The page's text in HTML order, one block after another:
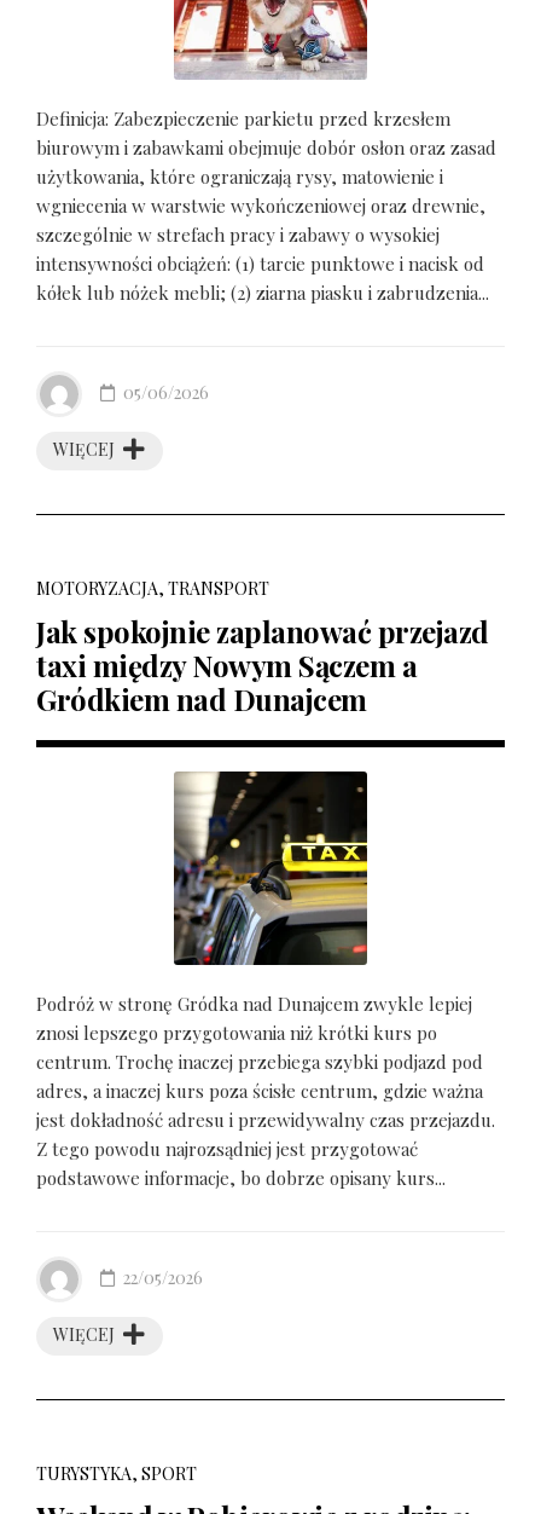
Definicja: Zabezpieczenie parkietu przed krzesłem
biurowym i zabawkami obejmuje dobór osłon oraz zasad
użytkowania, które ograniczają rysy, matowienie i
wgniecenia w warstwie wykończeniowej oraz drewnie,
szczególnie w strefach pracy i zabawy o wysokiej
intensywności obciążeń: (1) tarcie punktowe i nacisk od
kółek lub nóżek mebli; (2) ziarna piasku i zabrudzenia...
WIĘCEJ
05/06/2026
MOTORYZACJA, TRANSPORT
Jak spokojnie zaplanować przejazd
taxi między Nowym Sączem a
Gródkiem nad Dunajcem
Podróż w stronę Gródka nad Dunajcem zwykle lepiej
znosi lepszego przygotowania niż krótki kurs po
centrum. Trochę inaczej przebiega szybki podjazd pod
adres, a inaczej kurs poza ścisłe centrum, gdzie ważna
jest dokładność adresu i przewidywalny czas przejazdu.
Z tego powodu najrozsądniej jest przygotować
podstawowe informacje, bo dobrze opisany kurs...
WIĘCEJ
22/05/2026
TURYSTYKA, SPORT